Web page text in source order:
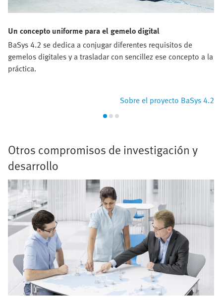
Un concepto uniforme para el gemelo digital
BaSys 4.2 se dedica a conjugar diferentes requisitos de
gemelos digitales y a trasladar con sencillez ese concepto a la
práctica.
Sobre el proyecto BaSys 4.2
Otros compromisos de investigación y
desarrollo